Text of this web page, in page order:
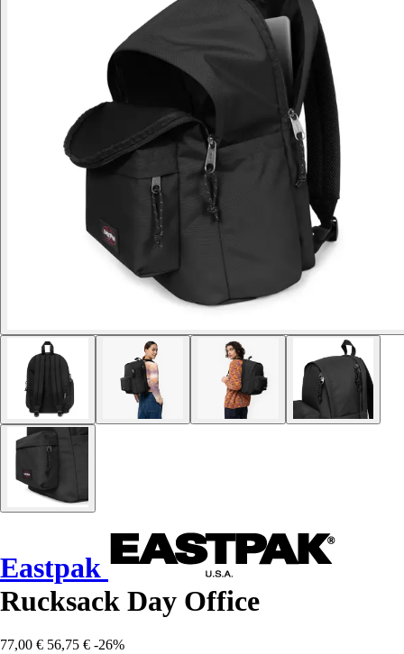
Eastpak
Rucksack Day Office
77,00 € 56,75 € -26%